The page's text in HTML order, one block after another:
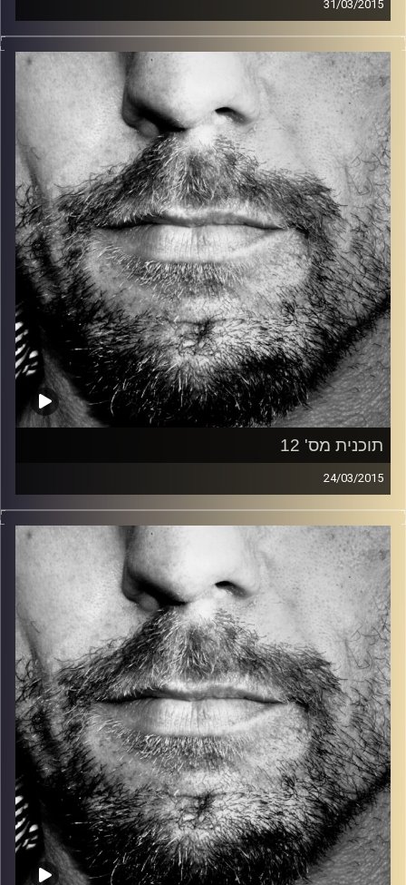
31/03/2015
זיפים, מוזיקה מחוספסת של הופעות חיות. הרבה ג'אם, רוק,
בלוז, bluegrass, ג'אז, Fאנק, פרוגרסיב ואפילו אלקטרוניקה.
כל מה שחי, אמיתי ונושם.
עם שמוליק רגב.
קרדיט תמונות: David Goehring
תוכנית מס' 12
24/03/2015
זיפים, מוזיקה מחוספסת של הופעות חיות. הרבה ג'אם, רוק,
בלוז, bluegrass, ג'אז, Fאנק, פרוגרסיב ואפילו אלקטרוניקה.
כל מה שחי, אמיתי ונושם.
עם שמוליק רגב.
קרדיט תמונות: David Goehring